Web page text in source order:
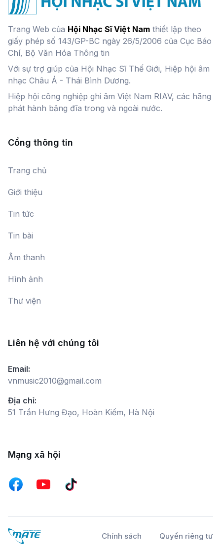
Trang Web của Hội Nhạc Sĩ Việt Nam thiết lập theo
giấy phép số 143/GP-BC ngày 26/5/2006 của Cục Báo
Chí, Bộ Văn Hóa Thông tin
Với sự trợ giúp của Hội Nhạc Sĩ Thế Giới, Hiệp hội âm
nhạc Châu Á - Thái Bình Dương.
Hiệp hội công nghiệp ghi âm Việt Nam RIAV, các hãng
phát hành băng đĩa trong và ngoài nước.
Cổng thông tin
Trang chủ
Giới thiệu
Tin tức
Tin bài
Âm thanh
Hình ảnh
Thư viện
Liên hệ với chúng tôi
Email:
vnmusic2010@gmail.com
Địa chỉ:
51 Trần Hưng Đạo, Hoàn Kiếm, Hà Nội
Mạng xã hội
Chính sách Quyền riêng tư